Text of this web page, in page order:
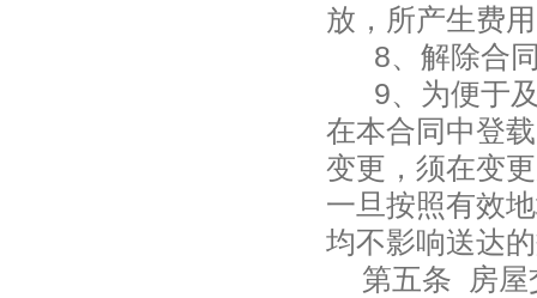
放，所产生费
8、解除合
9、为便于
在本合同中登
变更，须在变
一旦按照有效
均不影响送达
第五条 房屋